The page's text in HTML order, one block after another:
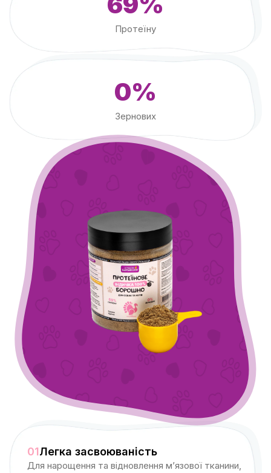
01Легка засвоюваність
Для нарощення та відновлення м’язової тканини,
Протеїну
0%
Зернових